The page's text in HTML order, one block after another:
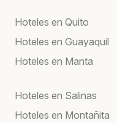
Hoteles en Quito
Hoteles en Guayaquil
Hoteles en Manta
Hoteles en Salinas
Hoteles en Montañita